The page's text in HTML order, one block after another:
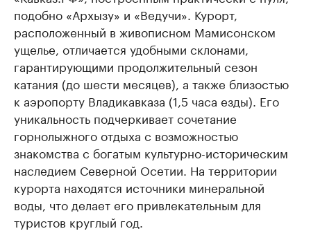
подобно «Архызу» и «Ведучи». Курорт,
расположенный в живописном Мамисонском
ущелье, отличается удобными склонами,
гарантирующими продолжительный сезон
катания (до шести месяцев), а также близостью
к аэропорту Владикавказа (1,5 часа езды). Его
уникальность подчеркивает сочетание
горнолыжного отдыха с возможностью
знакомства с богатым культурно-историческим
наследием Северной Осетии. На территории
курорта находятся источники минеральной
воды, что делает его привлекательным для
туристов круглый год.